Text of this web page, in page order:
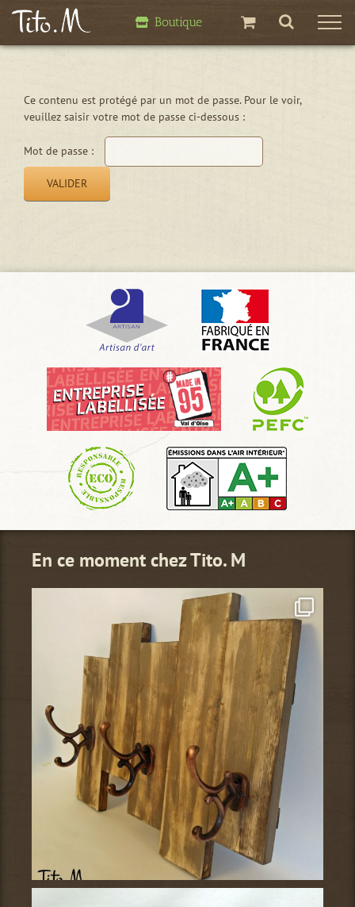
Passer
Boutique
Ce contenu est protégé par un mot de passe. Pour le voir,
veuillez saisir votre mot de passe ci-dessous :
Mot de passe :
En ce moment chez Tito. M